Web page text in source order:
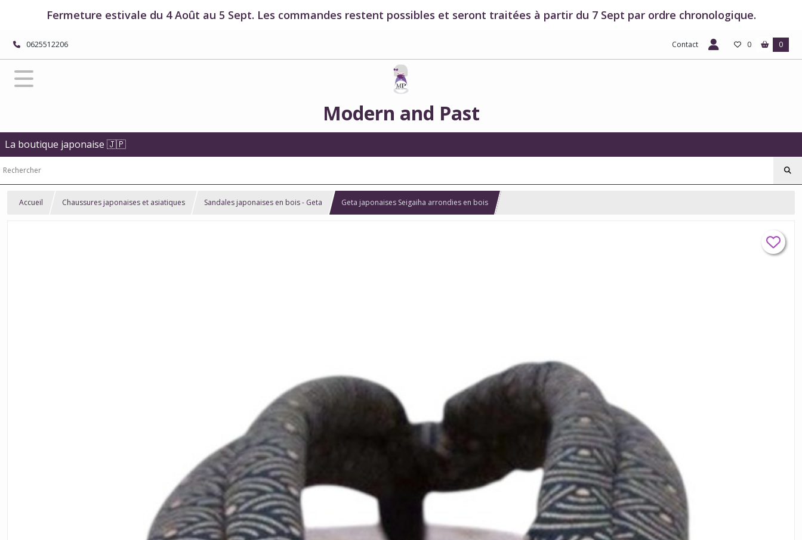
Fermeture estivale du 4 Août au 5 Sept. Les commandes restent possibles et seront traitées à partir du 7 Sept par ordre chronologique.
0625512206 Contact 0 0
Modern and Past
La boutique japonaise 🇯🇵
Accueil Chaussures japonaises et asiatiques Sandales japonaises en bois - Geta Geta japonaises Seigaiha arrondies en bois